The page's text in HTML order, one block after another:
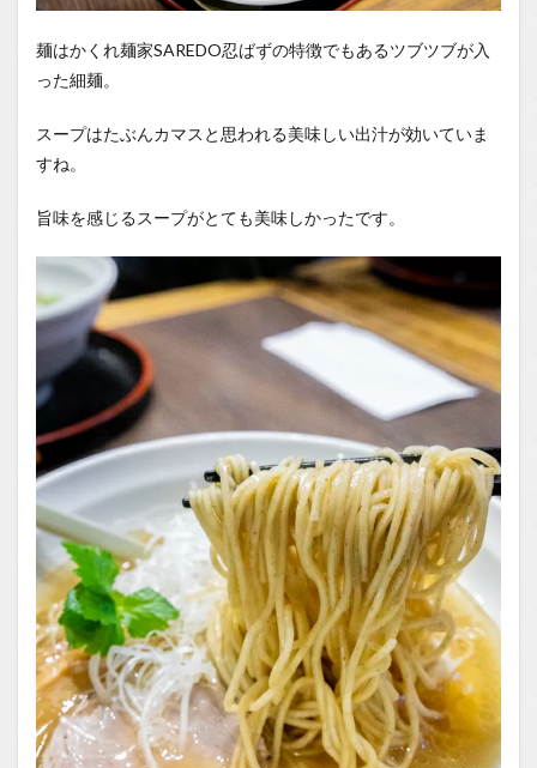
麺はかくれ麺家SAREDO忍ばずの特徴でもあるツブツブが入
った細麺。
スープはたぶんカマスと思われる美味しい出汁が効いていま
すね。
旨味を感じるスープがとても美味しかったです。